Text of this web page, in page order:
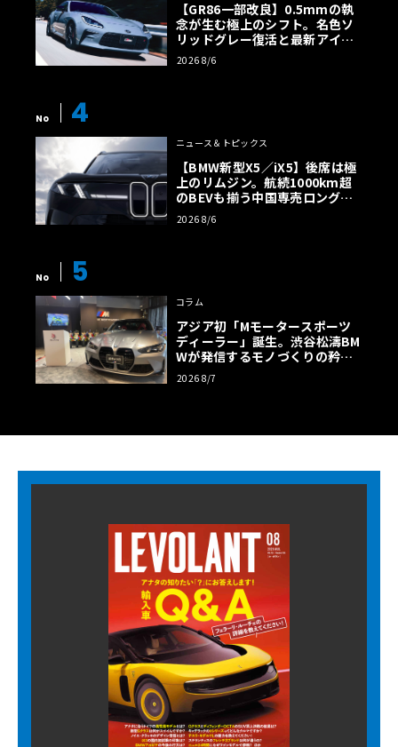
【GR86一部改良】0.5mmの執
念が生む極上のシフト。名色ソ
リッドグレー復活と最新アイサ
イトでFRの極みへ
2026 8/6
No 4
ニュース＆トピックス
【BMW新型X5／iX5】後席は極
上のリムジン。航続1000km超
のBEVも揃う中国専売ロング仕
様の全貌
2026 8/6
No 5
コラム
アジア初「Mモータースポーツ
ディーラー」誕生。渋谷松濤BM
Wが発信するモノづくりの矜持
【木下隆之コラム】
2026 8/7